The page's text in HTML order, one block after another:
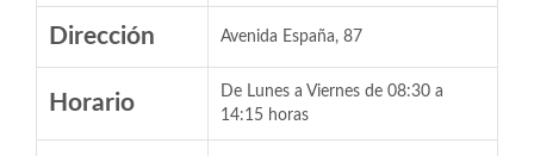
Dirección Avenida España, 87
Horario
De Lunes a Viernes de 08:30 a
14:15 horas